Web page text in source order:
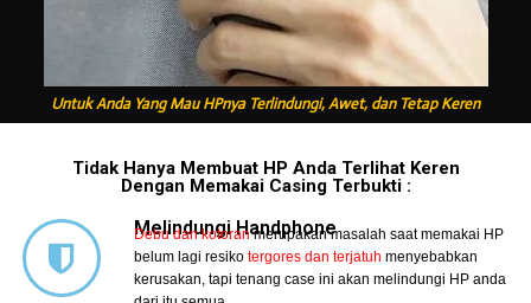
Untuk Anda Yang Mau HPnya Terlindungi, Awet, dan Tetap Keren
Tidak Hanya Membuat HP Anda Terlihat Keren
Dengan Memakai Casing Terbukti :
Melindungi Handphone
Debu dan kotoran merupakan masalah saat memakai HP
belum lagi resiko tergores dan terjatuh menyebabkan
kerusakan, tapi tenang case ini akan melindungi HP anda